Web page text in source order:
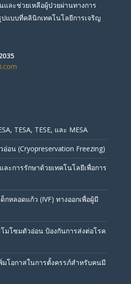
ละช่วยเหลือผู้ป่วยผ่านทางการ
แบบที่คลินิกเทคโนโลยีการเจริญ
TESA, TESE, และ MESA
อน (Cryopreservation Freezing)
ะการรักษาด้วยเทคโนโลยีเพื่อการ
กหลอดแก้ว (IVF) ทางออกเพื่อผู้มี
มโซมตัวอ่อน ป้องกันการส่งต่อโรค
มโอกาสในการตั้งครรภ์สำหรับคนมี